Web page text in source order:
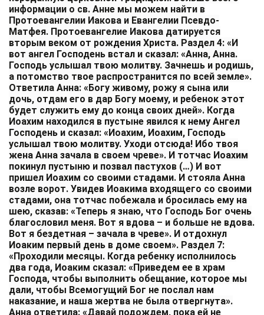
информации о св. Анне мы можем найти в
Протоевангелии Иакова и Евангелии Псевдо-
Матфея. Протоевангелие Иакова датируется
вторым веком от рождения Христа. Раздел 4: «И
вот ангел Господень встал и сказал: «Анна, Анна.
Господь услышал твою молитву. Зачнешь и родишь,
а потомство твое распространится по всей земле».
Ответила Анна: «Богу живому, рожу я сына или
дочь, отдам его в дар Богу моему, и ребенок этот
будет служить ему до конца своих дней». Когда
Иоахим находился в пустыне явился к нему Ангел
Господень и сказал: «Иоахим, Иоахим, Господь
услышал твою молитву. Уходи отсюда! Ибо твоя
жена Анна зачала в своем чреве». И тотчас Иоахим
покинул пустыню и позвал пастухов (…) И вот
пришел Иоахим со своими стадами. И стояла Анна
возле ворот. Увидев Иоакима входящего со своими
стадами, она тотчас побежала и бросилась ему на
шею, сказав: «Теперь я знаю, что Господь Бог очень
благословил меня. Вот я вдова – и больше не вдова.
Вот я бездетная – зачала в чреве». И отдохнул
Иоаким первый день в доме своем». Раздел 7:
«Проходили месяцы. Когда ребенку исполнилось
два года, Иоаким сказал: «Приведем ее в храм
Господа, чтобы выполнить обещание, которое мы
дали, чтобы Всемогущий Бог не послал нам
наказание, и наша жертва не была отвергнута».
Анна ответила: «Давай подождем, пока ей не